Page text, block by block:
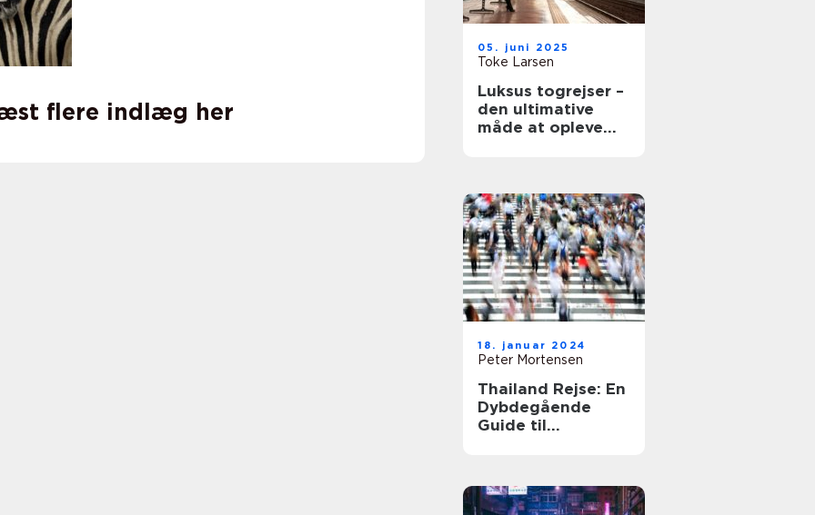
flere indlæg her
05. juni 2025
Toke Larsen
Luksus togrejser –
den ultimative
måde at opleve
18. januar 2024
Peter Mortensen
Thailand Rejse: En
Dybdegående
Guide til